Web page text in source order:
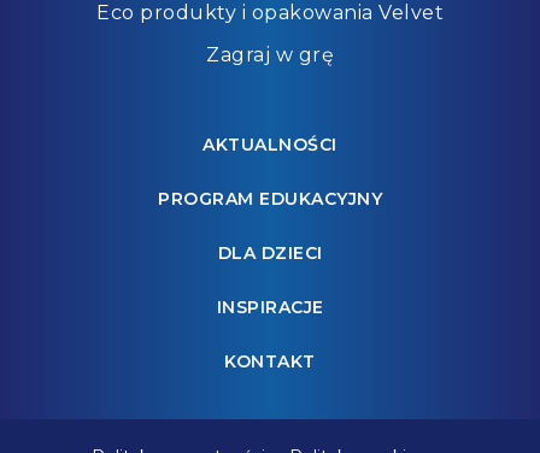
Eco produkty i opakowania Velvet
Zagraj w grę
AKTUALNOŚCI
PROGRAM EDUKACYJNY
DLA DZIECI
INSPIRACJE
KONTAKT